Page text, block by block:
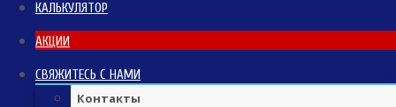
КАЛЬКУЛЯТОР
АКЦИИ
СВЯЖИТЕСЬ С НАМИ
Контакты